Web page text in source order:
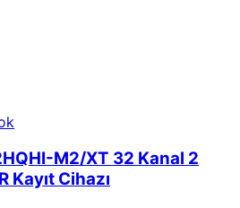
M2/XT 32 Kanal 2
Kayıt Cihazı